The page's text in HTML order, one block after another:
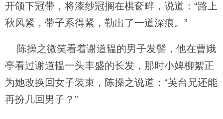
开颌下冠带，将漆纱冠搁在棋奁畔，说道：“路上
秋风紧，带子系得紧，勒出了一道深痕。”
陈操之微笑看着谢道韫的男子发髻，他在曹娥
亭看过谢道韫一头丰盛的长发，那时小婢柳絮正
为她改换回女子装束，陈操之说道：“英台兄还能
再扮几回男子？”